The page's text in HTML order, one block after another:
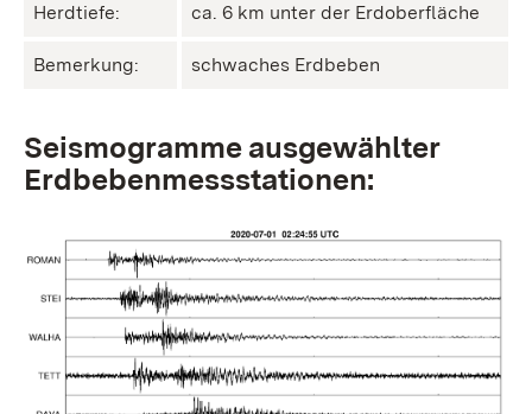
Herdtiefe: ca. 6 km unter der Erdoberfläche
Bemerkung: schwaches Erdbeben
Seismogramme ausgewählter
Erdbebenmessstationen: